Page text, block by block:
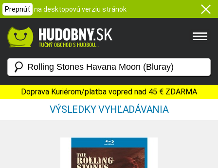
Prepnúť na desktopovú verziu stránok
Doprava Kuriérom/platba vopred nad 45 € ZDARMA
VÝSLEDKY VYHĽADÁVANIA